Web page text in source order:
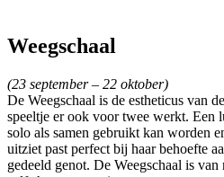
Weegschaal
(23 september – 22 oktober)
De Weegschaal is de estheticus van
speeltje er ook voor twee werkt. Een
solo als samen gebruikt kan worden
uitziet past perfect bij haar behoefte
gedeeld genot. De Weegschaal is